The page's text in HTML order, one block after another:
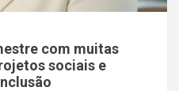
com muitas
sociais e